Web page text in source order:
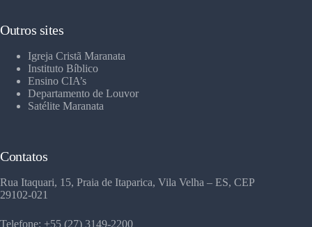
Outros sites
Igreja Cristã Maranata
Instituto Bíblico
Ensino CIA’s
Departamento de Louvor
Satélite Maranata
Contatos
Rua Itaquari, 15, Praia de Itaparica, Vila Velha – ES, CEP
29102-021
Telefone: +55 (27) 3149-2200